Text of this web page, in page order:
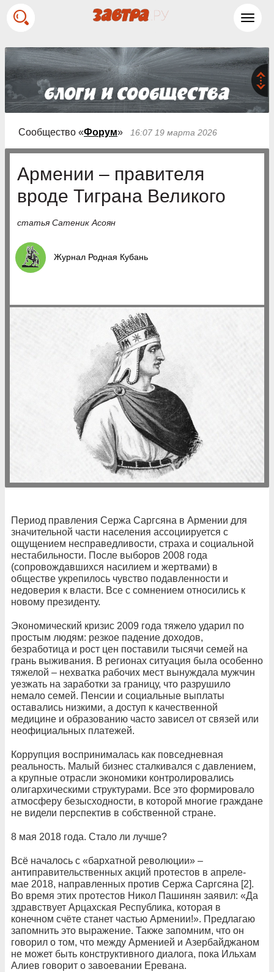
Сообщество «Форум» 16:07 19 марта 2026
Армении – правителя
вроде Тиграна Великого
статья Сатеник Асоян
Журнал Родная Кубань
Период правления Сержа Саргсяна в Армении для
значительной части населения ассоциируется с
ощущением несправедливости, страха и социальной
нестабильности. После выборов 2008 года
(сопровождавшихся насилием и жертвами) в
обществе укрепилось чувство подавленности и
недоверия к власти. Все с сомнением относились к
новому президенту.
Экономический кризис 2009 года тяжело ударил по
простым людям: резкое падение доходов,
безработица и рост цен поставили тысячи семей на
грань выживания. В регионах ситуация была особенно
тяжелой – нехватка рабочих мест вынуждала мужчин
уезжать на заработки за границу, что разрушило
немало семей. Пенсии и социальные выплаты
оставались низкими, а доступ к качественной
медицине и образованию часто зависел от связей или
неофициальных платежей.
Коррупция воспринималась как повседневная
реальность. Малый бизнес сталкивался с давлением,
а крупные отрасли экономики контролировались
олигархическими структурами. Все это формировало
атмосферу безысходности, в которой многие граждане
не видели перспектив в собственной стране.
8 мая 2018 года. Стало ли лучше?
Всё началось с «бархатной революции» –
антиправительственных акций протестов в апреле-
мае 2018, направленных против Сержа Саргсяна [2].
Во время этих протестов Никол Пашинян заявил: «Да
здравствует Арцахская Республика, которая в
конечном счёте станет частью Армении!». Предлагаю
запомнить это выражение. Также запомним, что он
говорил о том, что между Арменией и Азербайджаном
не может быть конструктивного диалога, пока Ильхам
Алиев говорит о завоевании Еревана.